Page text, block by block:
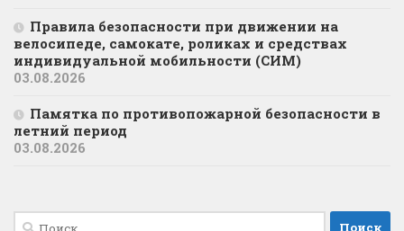
Правила безопасности при движении на
велосипеде, самокате, роликах и средствах
индивидуальной мобильности (СИМ)
03.08.2026
Памятка по противопожарной безопасности в
летний период
03.08.2026
Найти: